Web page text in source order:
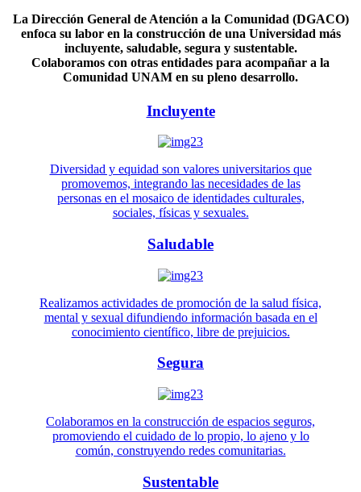
La Dirección General de Atención a la Comunidad (DGACO)
enfoca su labor en la construcción de una Universidad más
incluyente, saludable, segura y sustentable.
Colaboramos con otras entidades para acompañar a la
Comunidad UNAM en su pleno desarrollo.
Incluyente
Diversidad y equidad son valores universitarios que
promovemos, integrando las necesidades de las
personas en el mosaico de identidades culturales,
sociales, físicas y sexuales.
Saludable
Realizamos actividades de promoción de la salud física,
mental y sexual difundiendo información basada en el
conocimiento científico, libre de prejuicios.
Segura
Colaboramos en la construcción de espacios seguros,
promoviendo el cuidado de lo propio, lo ajeno y lo
común, construyendo redes comunitarias.
Sustentable